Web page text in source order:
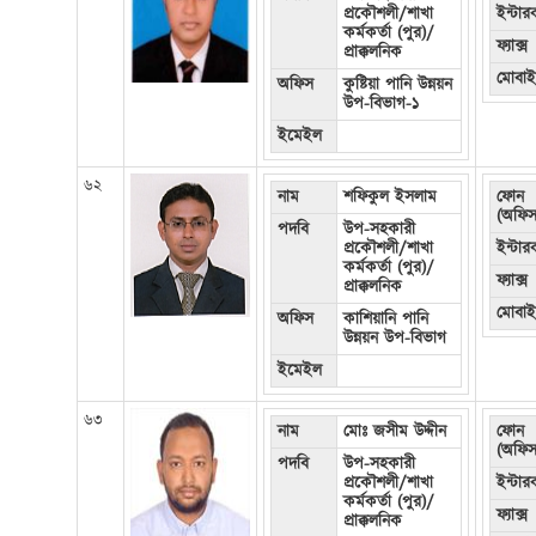
প্রকৌশলী/শাখা
কর্মকর্তা (পুর)/
প্রাক্কলনিক
অফিস
কুষ্টিয়া পানি উন্নয়ন
উপ-বিভাগ-১
ইমেইল
ফ্যাক্স
৬২ নাম
শফিকুল ইসলাম
পদবি
উপ-সহকারী
প্রকৌশলী/শাখা
কর্মকর্তা (পুর)/
প্রাক্কলনিক
অফিস
কাশিয়ানি পানি
উন্নয়ন উপ-বিভাগ
ইমেইল
ফোন
ফ্যাক্স
৬৩ নাম
মোঃ জসীম উদ্দীন
পদবি
উপ-সহকারী
প্রকৌশলী/শাখা
কর্মকর্তা (পুর)/
প্রাক্কলনিক
ফোন
ফ্যাক্স